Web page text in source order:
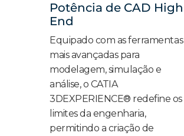
Potência de CAD High
End
Equipado com as ferramentas
mais avançadas para
modelagem, simulação e
análise, o CATIA
3DEXPERIENCE® redefine os
limites da engenharia,
permitindo a criação de